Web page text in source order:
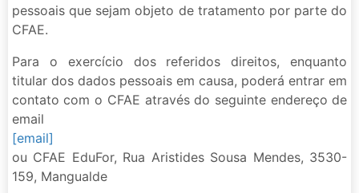
pessoais que sejam objeto de tratamento por parte do
CFAE.
Para o exercício dos referidos direitos, enquanto
titular dos dados pessoais em causa, poderá entrar em
contato com o CFAE através do seguinte endereço de
email
[email]
ou CFAE EduFor, Rua Aristides Sousa Mendes, 3530-
159, Mangualde